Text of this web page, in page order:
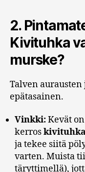
2.
Kivituhka
murske?
Talven
epätasainen.
Vinkki:Kevät
kerros
ja tekee siitä
varten. Muista
täryttimellä),